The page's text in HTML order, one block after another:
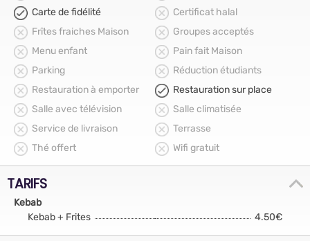
Carte de fidélité
Certificat halal
Frîtes fraiches Maison
Groupes acceptés
Menu enfant
Pain fait Maison
Parking
Réduction étudiants
Restauration à emporter
Restauration sur place
Salle avec télévision
Salle climatisée
Service de livraison
Terrasse
Thé offert
Wifi gratuit
TARIFS
Kebab
Kebab + Frites
4.50€